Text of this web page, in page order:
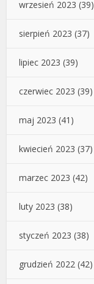
wrzesień 2023 (39)
sierpień 2023 (37)
lipiec 2023 (39)
czerwiec 2023 (39)
maj 2023 (41)
kwiecień 2023 (37)
marzec 2023 (42)
luty 2023 (38)
styczeń 2023 (38)
grudzień 2022 (42)